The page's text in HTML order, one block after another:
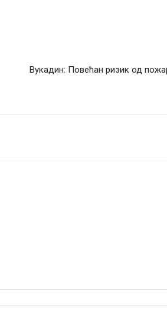
Вукадин: Повећан ризик од